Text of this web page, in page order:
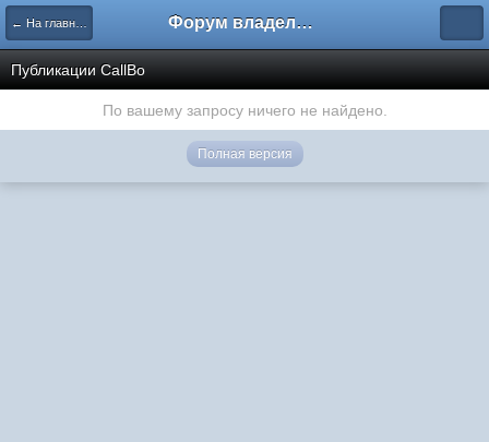
← На главную Форум владельцев интернет-магазинов
Публикации CallBo
По вашему запросу ничего не найдено.
Полная версия